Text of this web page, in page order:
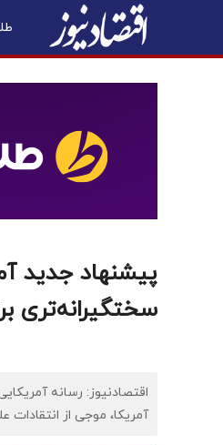
پیشنهاد جدید
سختگیرانه‌تری
اقتصادنیوز: رسانه
آمریکا، موجی از